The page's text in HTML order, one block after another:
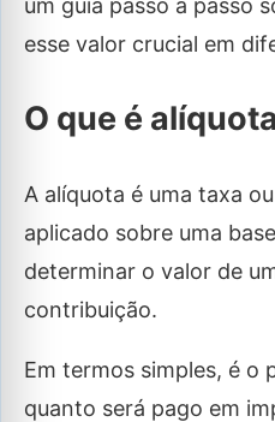
um guia passo a passo
esse valor crucial em
O que é
A alíquota é uma taxa
aplicado sobre uma
determinar o valor de
contribuição.
Em termos simples, é o
quanto será pago em